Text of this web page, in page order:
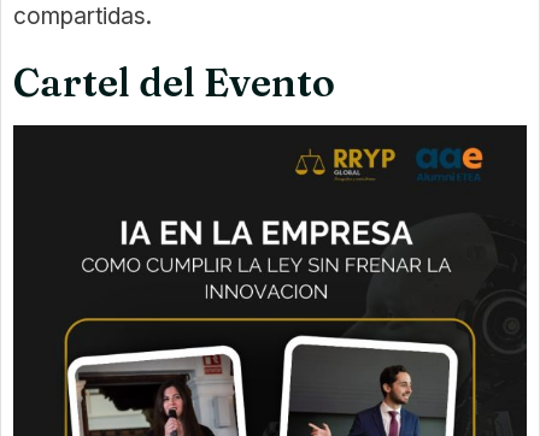
compartidas.
Cartel del Evento